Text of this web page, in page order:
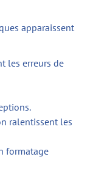
apparaissent
les erreurs de
ralentissent les
formatage